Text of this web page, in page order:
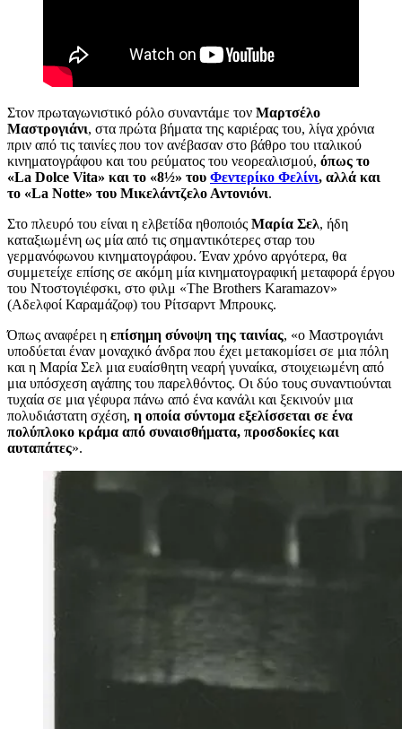
Στον πρωταγωνιστικό ρόλο συναντάμε τον Μαρτσέλο
Μαστρογιάνι, στα πρώτα βήματα της καριέρας του, λίγα χρόνια
πριν από τις ταινίες που τον ανέβασαν στο βάθρο του ιταλικού
κινηματογράφου και του ρεύματος του νεορεαλισμού, όπως το
«La Dolce Vita» και το «8½» του Φεντερίκο Φελίνι, αλλά και
το «La Notte» του Μικελάντζελο Αντονιόνι.
Στο πλευρό του είναι η ελβετίδα ηθοποιός Μαρία Σελ, ήδη
καταξιωμένη ως μία από τις σημαντικότερες σταρ του
γερμανόφωνου κινηματογράφου. Έναν χρόνο αργότερα, θα
συμμετείχε επίσης σε ακόμη μία κινηματογραφική μεταφορά έργου
του Ντοστογιέφσκι, στο φιλμ «The Brothers Karamazov»
(Αδελφοί Καραμάζοφ) του Ρίτσαρντ Μπρουκς.
Όπως αναφέρει η επίσημη σύνοψη της ταινίας, «ο Μαστρογιάνι
υποδύεται έναν μοναχικό άνδρα που έχει μετακομίσει σε μια πόλη
και η Μαρία Σελ μια ευαίσθητη νεαρή γυναίκα, στοιχειωμένη από
μια υπόσχεση αγάπης του παρελθόντος. Οι δύο τους συναντιούνται
τυχαία σε μια γέφυρα πάνω από ένα κανάλι και ξεκινούν μια
πολυδιάστατη σχέση, η οποία σύντομα εξελίσσεται σε ένα
πολύπλοκο κράμα από συναισθήματα, προσδοκίες και
αυταπάτες».